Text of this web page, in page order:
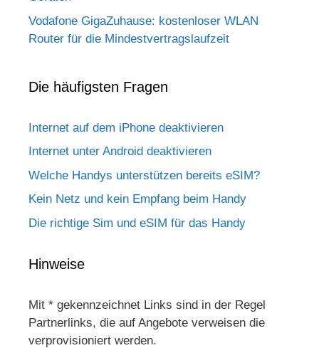
Vodafone GigaZuhause: kostenloser WLAN
Router für die Mindestvertragslaufzeit
Die häufigsten Fragen
Internet auf dem iPhone deaktivieren
Internet unter Android deaktivieren
Welche Handys unterstützen bereits eSIM?
Kein Netz und kein Empfang beim Handy
Die richtige Sim und eSIM für das Handy
Hinweise
Mit * gekennzeichnet Links sind in der Regel
Partnerlinks, die auf Angebote verweisen die
verprovisioniert werden.